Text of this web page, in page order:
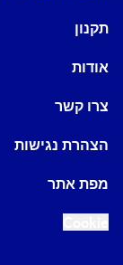
תקנון
אודות
צרו קשר
הצהרת נגישות
מפת אתר